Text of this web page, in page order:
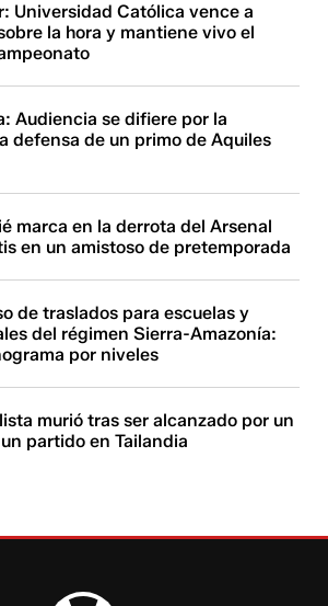
Universidad Católica vence a
la hora y mantiene vivo el
Audiencia se difiere por la
defensa de un primo de Aquiles
marca en la derrota del Arsenal
en un amistoso de pretemporada
de traslados para escuelas y
del régimen Sierra-Amazonía:
por niveles
murió tras ser alcanzado por un
partido en Tailandia